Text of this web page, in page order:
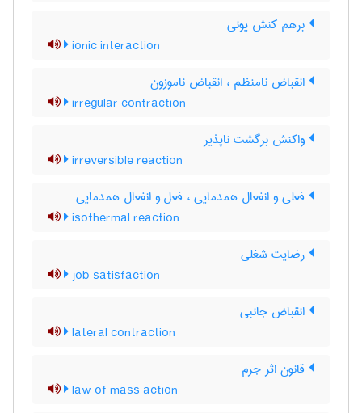
برهم کنش یونی
ionic interaction
انقباض نامنظم ، انقباض ناموزون
irregular contraction
واکنش برگشت ناپذیر
irreversible reaction
فعلی و انفعال همدمایی ، فعل و انفعال همدمایی
isothermal reaction
رضایت شغلی
job satisfaction
انقباض جانبی
lateral contraction
قانون اثر جرم
law of mass action